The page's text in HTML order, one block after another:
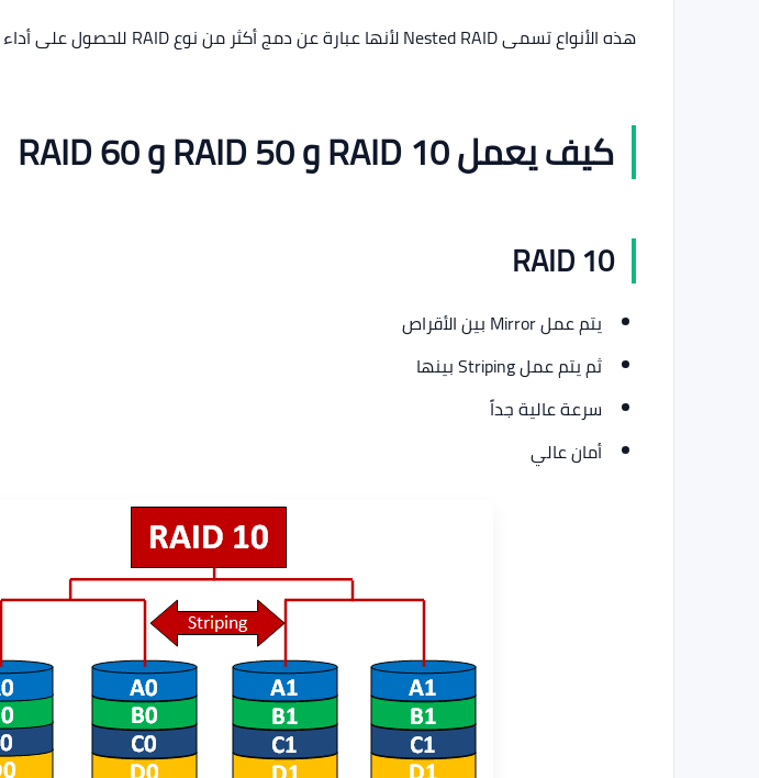
هذه الأنواع تسمى Nested RAID لأنها عبارة عن دمج أكثر من نوع RAID للحصول على أداء وأمان أعلى.
كيف يعمل RAID 10 و RAID 50 و RAID 60
RAID 10
يتم عمل Mirror بين الأقراص
ثم يتم عمل Striping بينها
سرعة عالية جداً
أمان عالي